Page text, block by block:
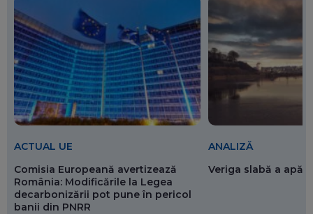
ACTUAL UE
Comisia Europeană avertizează
România: Modificările la Legea
decarbonizării pot pune în pericol
banii din PNRR
ANALIZĂ
Veriga slabă a